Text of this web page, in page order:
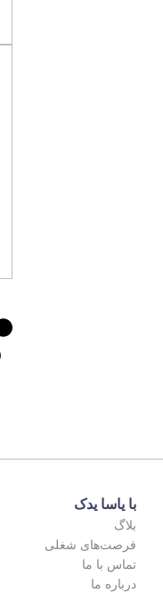
با یاسا یدک
بلاگ
فرصت‌های شغلی
تماس با ما
درباره ما